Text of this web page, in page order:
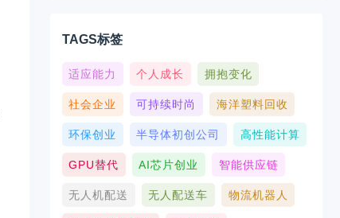
TAGS标签
适应能力 个人成长 拥抱变化
社会企业 可持续时尚 海洋塑料回收
环保创业 半导体初创公司 高性能计算
GPU替代 AI芯片创业 智能供应链
无人机配送 无人配送车 物流机器人